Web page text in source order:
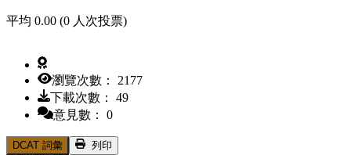
平均 0.00 (0 人次投票)
瀏覽次數： 2177
下載次數： 49
意見數： 0
DCAT 詞彙
列印